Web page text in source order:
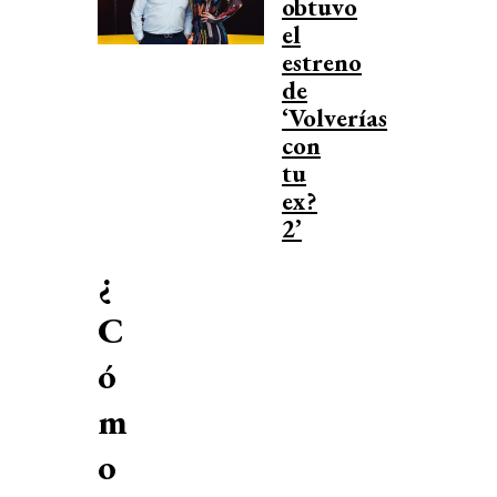
el
estreno
de
‘Volverías
con
tu
ex?
2’
¿
C
ó
m
o